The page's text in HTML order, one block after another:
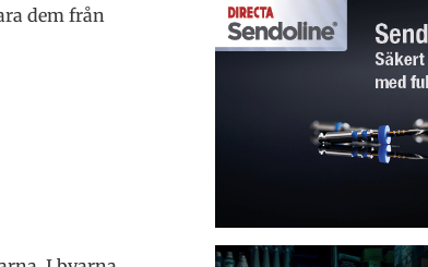
dem från